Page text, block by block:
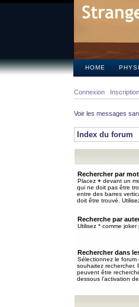
HOME
Connexion Inscription
Voir les messages
Index du forum
Rechercher par
Placez + devant un
qui ne doit pas être
entre des barres
doit être trouvé.
Recherche par
Utilisez * comme joker
Rechercher dans
Sélectionnez le forum
souhaitez rechercher.
peuvent être
dessous l’activation